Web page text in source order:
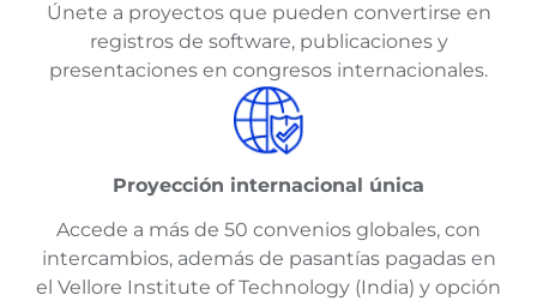
Únete a proyectos que pueden convertirse en
registros de software, publicaciones y
presentaciones en congresos internacionales.
Proyección internacional única
Accede a más de 50 convenios globales, con
intercambios, además de pasantías pagadas en
el Vellore Institute of Technology (India) y opción